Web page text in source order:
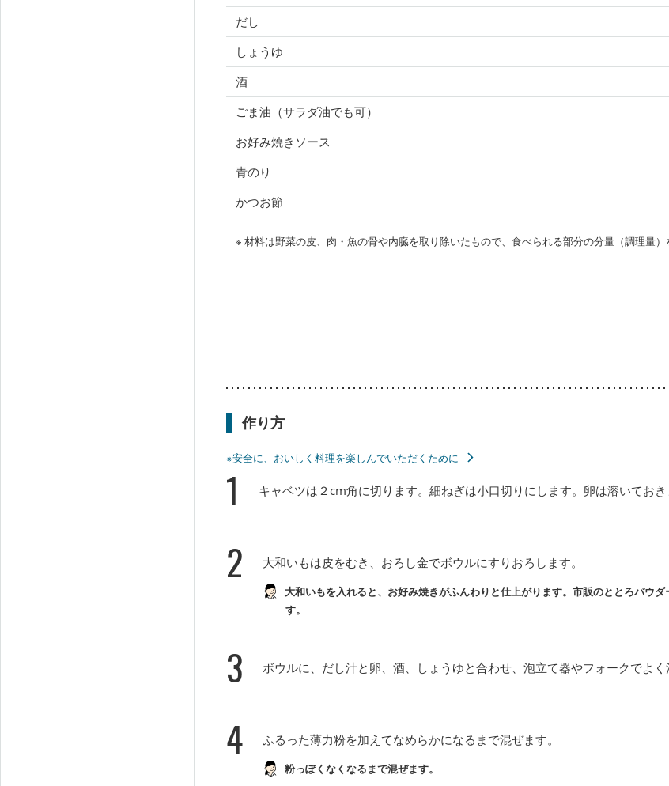
だし
しょうゆ
酒
ごま油（サラダ油でも可）
お好み焼きソース
青のり
かつお節
※ 材料は野菜の皮、肉・魚の骨や内臓を取り除いたもので、食べられる部分の分量（調理量）
作り方
※安全に、おいしく料理を楽しんでいただくために
1 キャベツは２cm角に切ります。細ねぎは小口切りにします。卵は溶いておき
2 大和いもは皮をむき、おろし金でボウルにすりおろします。
大和いもを入れると、お好み焼きがふんわりと仕上がります。市販のととろパウ
す。
3 ボウルに、だし汁と卵、酒、しょうゆと合わせ、泡立て器やフォークでよく
4 ふるった薄力粉を加えてなめらかになるまで混ぜます。
粉っぽくなくなるまで混ぜます。